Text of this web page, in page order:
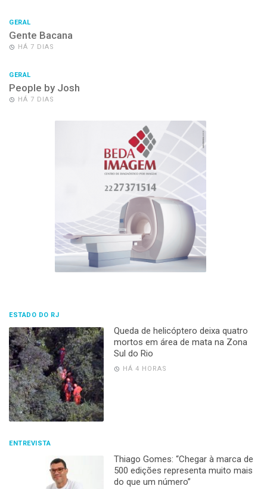
GERAL
Gente Bacana
HÁ 7 DIAS
GERAL
People by Josh
HÁ 7 DIAS
ESTADO DO RJ
Queda de helicóptero deixa quatro
mortos em área de mata na Zona
Sul do Rio
HÁ 4 HORAS
ENTREVISTA
Thiago Gomes: “Chegar à marca de
500 edições representa muito mais
do que um número”